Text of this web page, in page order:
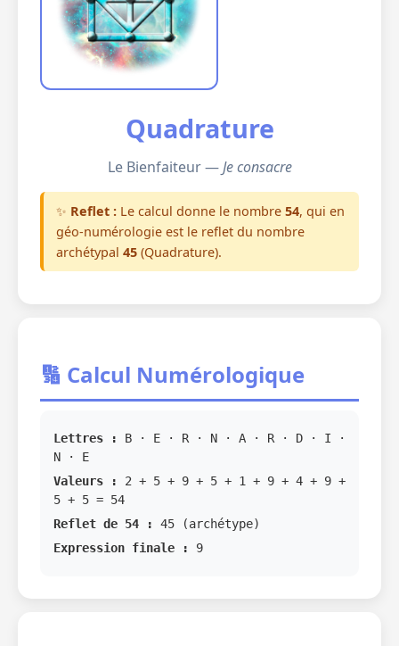
Quadrature
Le Bienfaiteur —Je consacre
✨ Reflet : Le calcul donne le nombre 54, qui en
géo-numérologie est le reflet du nombre
archétypal 45 (Quadrature).
🔢 Calcul Numérologique
Lettres :
B · E · R · N · A · R · D · I ·
N · E
Valeurs :
2 + 5 + 9 + 5 + 1 + 9 + 4 + 9 +
5 + 5 = 54
Reflet de 54 :
45 (archétype)
Expression finale :
9